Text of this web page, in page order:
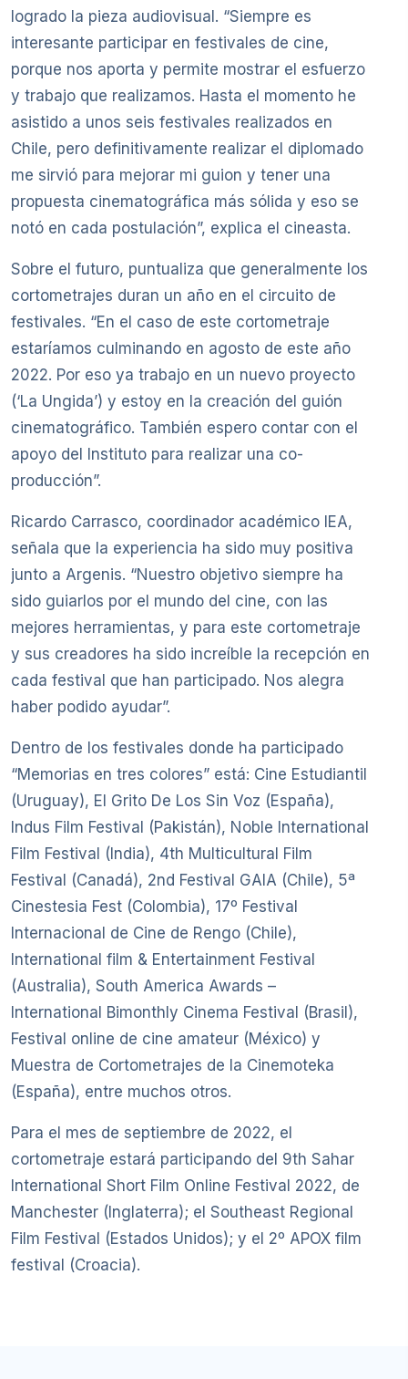
logrado la pieza audiovisual. “Siempre es
interesante participar en festivales de cine,
porque nos aporta y permite mostrar el esfuerzo
y trabajo que realizamos. Hasta el momento he
asistido a unos seis festivales realizados en
Chile, pero definitivamente realizar el diplomado
me sirvió para mejorar mi guion y tener una
propuesta cinematográfica más sólida y eso se
notó en cada postulación”, explica el cineasta.
Sobre el futuro, puntualiza que generalmente los
cortometrajes duran un año en el circuito de
festivales. “En el caso de este cortometraje
estaríamos culminando en agosto de este año
2022. Por eso ya trabajo en un nuevo proyecto
(‘La Ungida’) y estoy en la creación del guión
cinematográfico. También espero contar con el
apoyo del Instituto para realizar una co-
producción”.
Ricardo Carrasco, coordinador académico IEA,
señala que la experiencia ha sido muy positiva
junto a Argenis. “Nuestro objetivo siempre ha
sido guiarlos por el mundo del cine, con las
mejores herramientas, y para este cortometraje
y sus creadores ha sido increíble la recepción en
cada festival que han participado. Nos alegra
haber podido ayudar”.
Dentro de los festivales donde ha participado
“Memorias en tres colores” está: Cine Estudiantil
(Uruguay), El Grito De Los Sin Voz (España),
Indus Film Festival (Pakistán), Noble International
Film Festival (India), 4th Multicultural Film
Festival (Canadá), 2nd Festival GAIA (Chile), 5ª
Cinestesia Fest (Colombia), 17º Festival
Internacional de Cine de Rengo (Chile),
International film & Entertainment Festival
(Australia), South America Awards –
International Bimonthly Cinema Festival (Brasil),
Festival online de cine amateur (México) y
Muestra de Cortometrajes de la Cinemoteka
(España), entre muchos otros.
Para el mes de septiembre de 2022, el
cortometraje estará participando del 9th Sahar
International Short Film Online Festival 2022, de
Manchester (Inglaterra); el Southeast Regional
Film Festival (Estados Unidos); y el 2º APOX film
festival (Croacia).